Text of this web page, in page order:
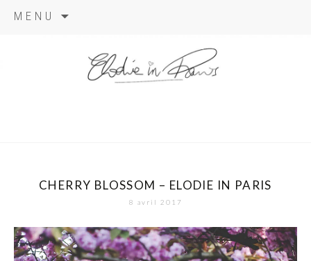
MENU
CHERRY BLOSSOM – ELODIE IN PARIS
8 avril 2017